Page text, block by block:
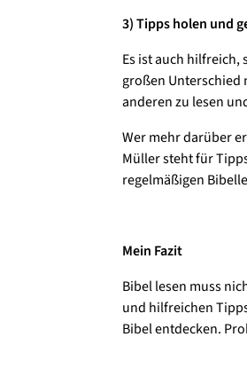
3) Tipps holen und
Es ist auch hilfreich,
großen Unterschied
anderen zu lesen
Wer mehr darüber
Müller steht für
regelmäßigen
Mein Fazit
Bibel lesen muss
und hilfreichen
Bibel entdecken.